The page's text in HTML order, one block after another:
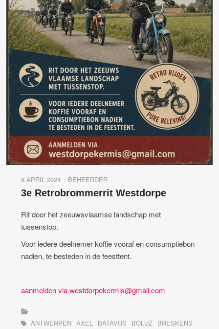
6 APRIL 2024 BEHEERDER
3e Retrobrommerrit Westdorpe
Rit door het zeeuwsvlaamse landschap met
tussenstop.
Voor iedere deelnemer koffie vooraf en consumptiebon
nadien, te besteden in de feesttent.
aanmelden via westdorpekermis@gmail.com
ANTWERPEN AXEL BATAVUS BOLUZ BRESKENS